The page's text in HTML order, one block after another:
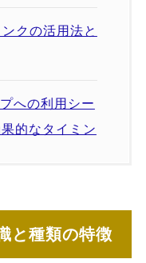
クの活用法と
への利用シー
的なタイミン
との組み合わ
と種類の特徴